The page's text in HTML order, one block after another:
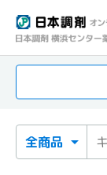
検索カテゴリ
検索キーワード